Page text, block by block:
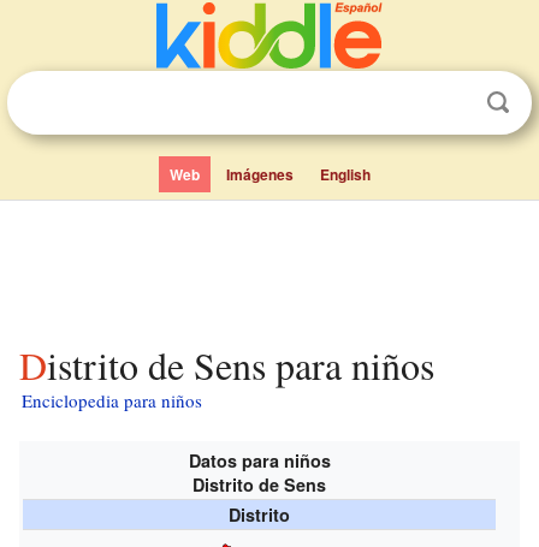
Web Imágenes English
Distrito de Sens para niños
Enciclopedia para niños
Datos para niños
Distrito de Sens
Distrito